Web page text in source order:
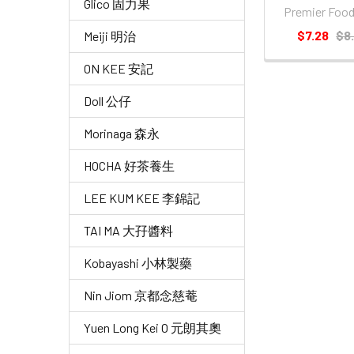
Glico 固力果
Meiji 明治
ON KEE 安記
Doll 公仔
Morinaga 森永
HOCHA 好茶養生
LEE KUM KEE 李錦記
TAI MA 大孖醬料
Kobayashi 小林製藥
Nin Jiom 京都念慈菴
Yuen Long Kei O 元朗其奧
Premier
$7.28